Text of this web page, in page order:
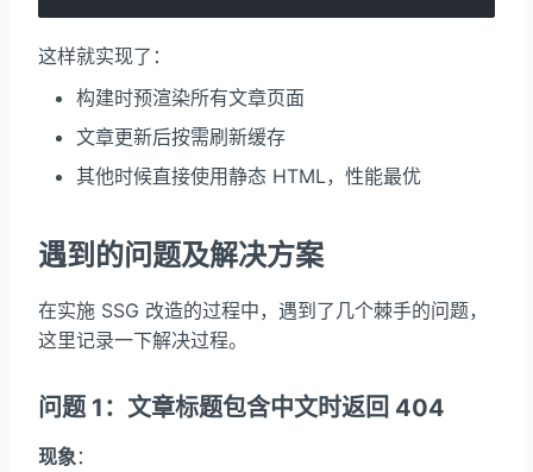
这样就实现了：
构建时预渲染所有文章页面
文章更新后按需刷新缓存
其他时候直接使用静态 HTML，性能最优
遇到的问题及解决方案
在实施 SSG 改造的过程中，遇到了几个棘手的问题，
这里记录一下解决过程。
问题 1：文章标题包含中文时返回 404
现象 ：